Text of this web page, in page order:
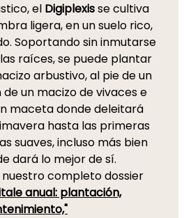
el Digiplexisse cultiva
ligera, en un suelo rico,
Soportando sin inmutarse
raíces, se puede plantar
arbustivo, al pie de un
un macizo de vivaces e
maceta donde deleitará
hasta las primeras
suaves, incluso más bien
dará lo mejor de sí.
completo dossier
anual: plantación,